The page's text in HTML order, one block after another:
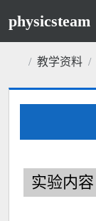
physicsteam
教学资料
实验内容